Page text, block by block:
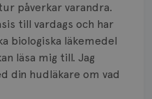
påverkar varandra.
till vardags och har
biologiska läkemedel
läsa mig till. Jag
din hudläkare om vad